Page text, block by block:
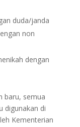
duda/janda
non
dengan
baru, semua
digunakan di
Kementerian